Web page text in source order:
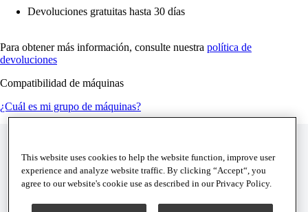
Devoluciones gratuitas hasta 30 días
Para obtener más información, consulte nuestra política de
devoluciones
Compatibilidad de máquinas
¿Cuál es mi grupo de máquinas?
This website uses cookies to help the website function, improve user
experience and analyze website traffic. By clicking “Accept“, you
agree to our website's cookie use as described in our Privacy Policy.